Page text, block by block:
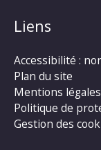
Liens
Accessibilité :
Plan du site
Mentions légales
Politique de
Gestion des